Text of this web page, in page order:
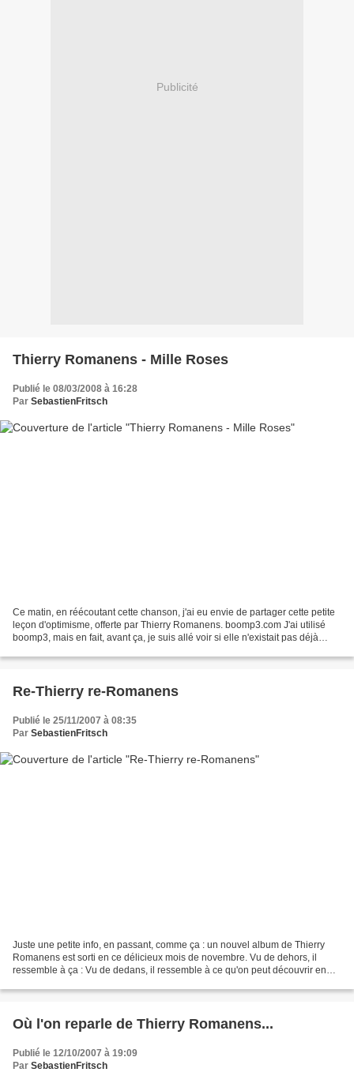
Publicité
Thierry Romanens - Mille Roses
Publié le 08/03/2008 à 16:28
Par SebastienFritsch
Ce matin, en réécoutant cette chanson, j'ai eu envie de partager cette petite
leçon d'optimisme, offerte par Thierry Romanens. boomp3.com J'ai utilisé
boomp3, mais en fait, avant ça, je suis allé voir si elle n'existait pas déjà
Re-Thierry re-Romanens
Publié le 25/11/2007 à 08:35
Par SebastienFritsch
Juste une petite info, en passant, comme ça : un nouvel album de Thierry
Romanens est sorti en ce délicieux mois de novembre. Vu de dehors, il
ressemble à ça : Vu de dedans, il ressemble à ce qu'on peut découvrir en
Où l'on reparle de Thierry Romanens...
Publié le 12/10/2007 à 19:09
Par SebastienFritsch